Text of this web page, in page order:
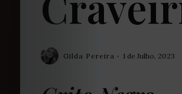
Gilda Pereira 1 de Julho, 2023